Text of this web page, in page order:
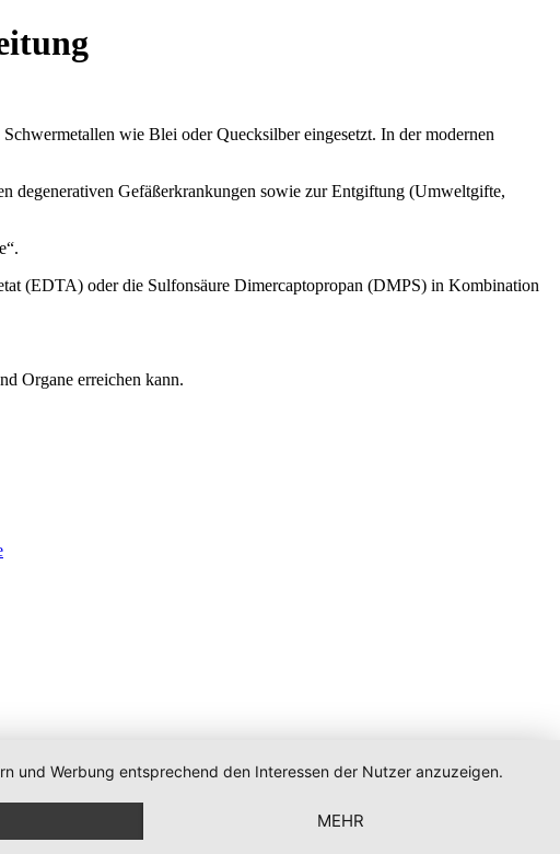
wie Blei oder Quecksilber eingesetzt. In der modernen
degenerativen Gefäßerkrankungen sowie zur Entgiftung (Umweltgifte,
(EDTA) oder die Sulfonsäure Dimercaptopropan (DMPS) in Kombination
Organe erreichen kann.
und Werbung entsprechend den Interessen der Nutzer anzuzeigen.
MEHR